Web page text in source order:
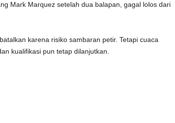
Mark Marquez setelah dua balapan, gagal lolos dari
karena risiko sambaran petir. Tetapi cuaca
kualifikasi pun tetap dilanjutkan.